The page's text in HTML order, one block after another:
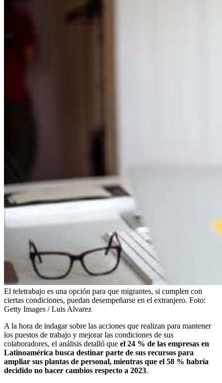
El teletrabajo es una opción para que migrantes, si cumplen con
ciertas condiciones, puedan desempeñarse en el extranjero. Foto:
Getty Images / Luis Alvarez
A la hora de indagar sobre las acciones que realizan para mantener
los puestos de trabajo y mejorar las condiciones de sus
colaboradores, el análisis detalló que el 24 % de las empresas en
Latinoamérica busca destinar parte de sus recursos para
ampliar sus plantas de personal, mientras que el 58 % habría
decidido no hacer cambios respecto a 2023.